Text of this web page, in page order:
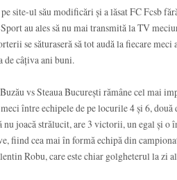
site-ul său modificări și a lăsat FC Fcsb
au ales să nu mai transmită la TV
se săturaseră să tot audă la fiecare
de câțiva ani buni.
vs Steaua București rămâne cel mai
între echipele de pe locurile 4 și 6,
nu joacă strălucit, are 3 victorii, un egal și o
fiind cea mai în formă echipă din
Robu, care este chiar golgheterul la zi